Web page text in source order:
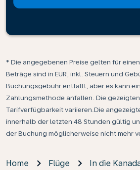
* Die angegebenen Preise gelten für
Beträge sind in EUR, inkl. Steuern und
Buchungsgebühr entfällt, aber es kann
Zahlungsmethode anfallen. Die
Tarifverfügbarkeit variieren.Die
innerhalb der letzten 48 Stunden gültig
der Buchung möglicherweise nicht mehr
Home Flüge
In die